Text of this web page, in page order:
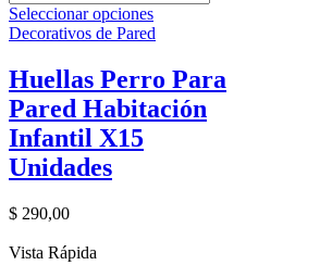
Seleccionar opciones
Decorativos de Pared
Huellas Perro Para
Pared Habitación
Infantil X15
Unidades
$ 290,00
Vista Rápida